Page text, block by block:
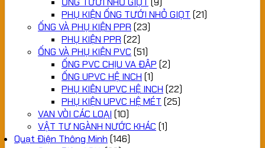
PHỤ KIỆN ỐNG TƯỚI NHỎ GIỌT (21)
ỐNG VÀ PHỤ KIỆN PPR (23)
PHỤ KIỆN PPR (22)
ỐNG VÀ PHỤ KIỆN PVC (51)
ỐNG PVC CHỊU VA ĐẬP (2)
ỐNG UPVC HỆ INCH (1)
PHỤ KIỆN UPVC HỆ INCH (22)
PHỤ KIỆN UPVC HỆ MÉT (25)
VAN VÒI CÁC LOẠI (10)
VẬT TƯ NGÀNH NƯỚC KHÁC (1)
Quạt Điện Thông Minh (146)